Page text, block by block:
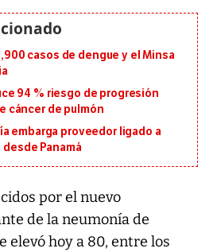
casos de dengue y el Minsa
94 % riesgo de progresión
cáncer de pulmón
embarga proveedor ligado a
Panamá
por el nuevo
de la neumonía de
elevó hoy a 80, entre los